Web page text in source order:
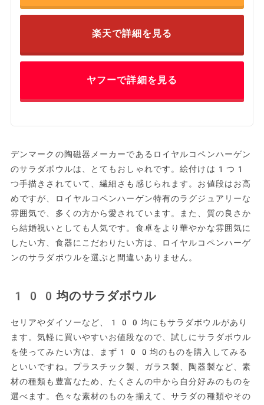
楽天で詳細を見る
ヤフーで詳細を見る
デンマークの陶磁器メーカーであるロイヤルコペンハーゲン
のサラダボウルは、とてもおしゃれです。絵付けは1つ1
つ手描きされていて、繊細さも感じられます。お値段はお高
めですが、ロイヤルコペンハーゲン特有のラグジュアリーな
雰囲気で、多くの方から愛されています。また、質の良さか
ら結婚祝いとしても人気です。食卓をより華やかな雰囲気に
したい方、食器にこだわりたい方は、ロイヤルコペンハーゲ
ンのサラダボウルを選ぶと間違いありません。
100均のサラダボウル
セリアやダイソーなど、100均にもサラダボウルがあり
ます。気軽に買いやすいお値段なので、試しにサラダボウル
を使ってみたい方は、まず100均のものを購入してみる
といいですね。プラスチック製、ガラス製、陶器製など、素
材の種類も豊富なため、たくさんの中から自分好みのものを
選べます。色々な素材のものを揃えて、サラダの種類やその